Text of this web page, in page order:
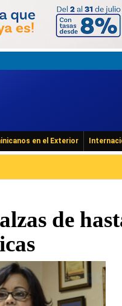
en el Exterior
de